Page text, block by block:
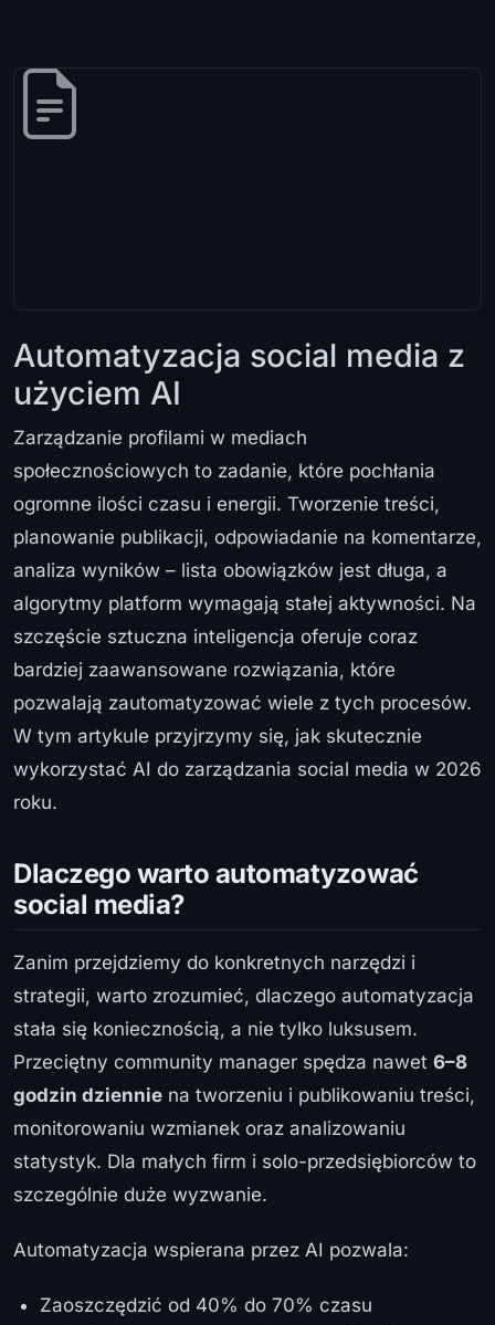
Automatyzacja social media z
użyciem AI
Zarządzanie profilami w mediach
społecznościowych to zadanie, które pochłania
ogromne ilości czasu i energii. Tworzenie treści,
planowanie publikacji, odpowiadanie na komentarze,
analiza wyników – lista obowiązków jest długa, a
algorytmy platform wymagają stałej aktywności. Na
szczęście sztuczna inteligencja oferuje coraz
bardziej zaawansowane rozwiązania, które
pozwalają zautomatyzować wiele z tych procesów.
W tym artykule przyjrzymy się, jak skutecznie
wykorzystać AI do zarządzania social media w 2026
roku.
Dlaczego warto automatyzować
social media?
Zanim przejdziemy do konkretnych narzędzi i
strategii, warto zrozumieć, dlaczego automatyzacja
stała się koniecznością, a nie tylko luksusem.
Przeciętny community manager spędza nawet 6–8
godzin dziennie na tworzeniu i publikowaniu treści,
monitorowaniu wzmianek oraz analizowaniu
statystyk. Dla małych firm i solo-przedsiębiorców to
szczególnie duże wyzwanie.
Automatyzacja wspierana przez AI pozwala:
Zaoszczędzić od 40% do 70% czasu